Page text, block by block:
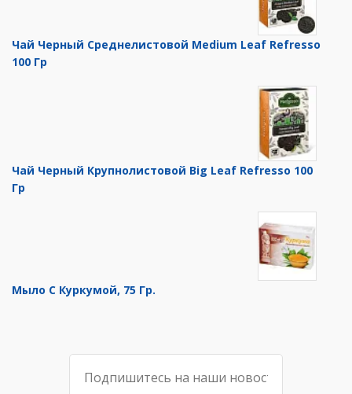
Чай Черный Среднелистовой Medium Leaf Refresso
100 Гр
Чай Черный Крупнолистовой Big Leaf Refresso 100
Гр
Мыло С Куркумой, 75 Гр.